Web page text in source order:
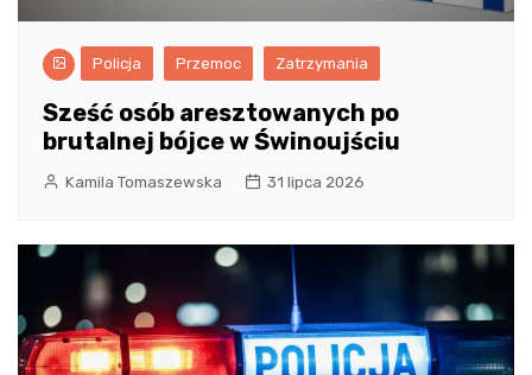
Policja Przemoc Zatrzymania
Sześć osób aresztowanych po
brutalnej bójce w Świnoujściu
Kamila Tomaszewska 31 lipca 2026